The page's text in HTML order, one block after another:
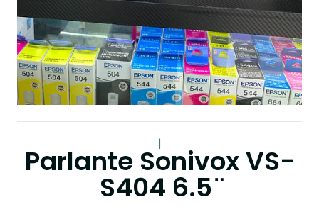
Parlante Sonivox VS-
S404 6.5 ̈